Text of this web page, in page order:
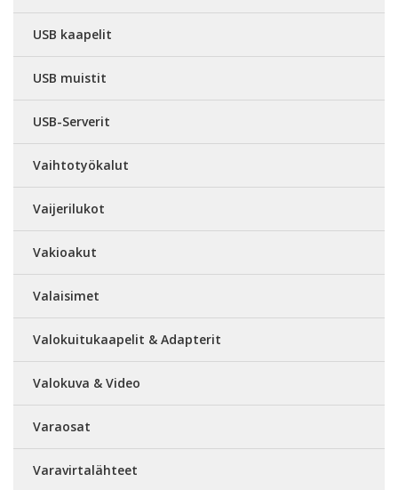
USB kaapelit
USB muistit
USB-Serverit
Vaihtotyökalut
Vaijerilukot
Vakioakut
Valaisimet
Valokuitukaapelit & Adapterit
Valokuva & Video
Varaosat
Varavirtalähteet